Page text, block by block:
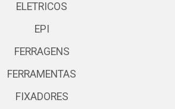
ELETRICOS
EPI
FERRAGENS
FERRAMENTAS
FIXADORES